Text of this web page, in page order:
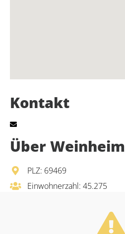
Über Weinheim
PLZ: 69469
Einwohnerzahl: 45.275
Kontakt